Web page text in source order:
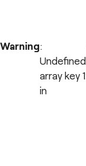
Warning:
Undefined
array key 1
in